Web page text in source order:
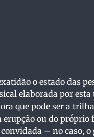
o estado das
elaborada por esta
que pode ser a
ou do
– no caso, o